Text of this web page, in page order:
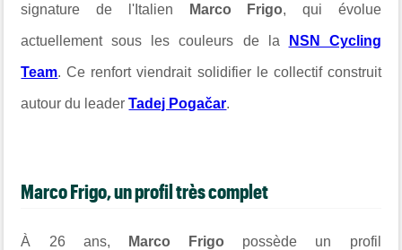
signature de l'Italien Marco Frigo, qui évolue
actuellement sous les couleurs de la NSN Cycling
Team. Ce renfort viendrait solidifier le collectif construit
autour du leaderTadej Pogačar.
Marco Frigo, un profil très complet
À 26 ans, Marco Frigo possède un profil